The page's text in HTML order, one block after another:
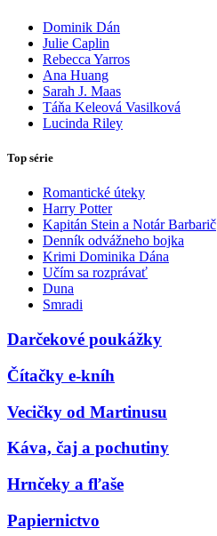
Dominik Dán
Julie Caplin
Rebecca Yarros
Ana Huang
Sarah J. Maas
Táňa Keleová Vasilková
Lucinda Riley
Top série
Romantické úteky
Harry Potter
Kapitán Stein a Notár Barbarič
Denník odvážneho bojka
Krimi Dominika Dána
Učím sa rozprávať
Duna
Smradi
Darčekové poukážky
Čítačky e-kníh
Vecičky od Martinusu
Káva, čaj a pochutiny
Hrnčeky a fľaše
Papiernictvo